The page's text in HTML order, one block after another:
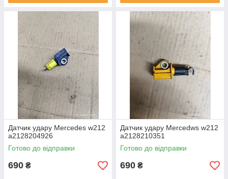
Датчик удару Mercedes w212
a2128204926
Готово до відправки
690 ₴
Датчик удару Mercedws w212
a2128210351
Готово до відправки
690 ₴